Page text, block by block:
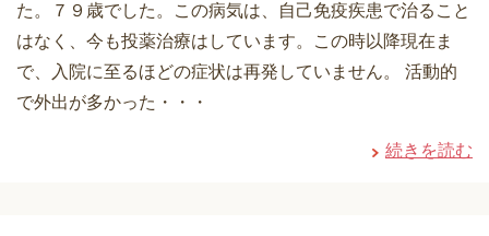
た。７９歳でした。この病気は、自己免疫疾患で治ること
はなく、今も投薬治療はしています。この時以降現在ま
で、入院に至るほどの症状は再発していません。 活動的
で外出が多かった・・・
続きを読む